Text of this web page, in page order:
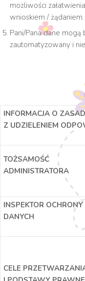
możliwości
wnioskiem / żądaniem.
Pani/Pana dane
zautomatyzowany i
INFORMACJA O
Z UDZIELENIEM
TOŻSAMOŚĆ
ADMINISTRATORA
INSPEKTOR OCHRONY
DANYCH
CELE